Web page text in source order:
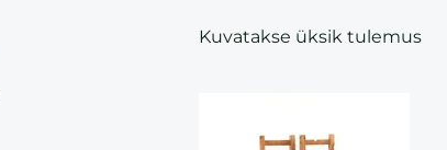
Kuvatakse üksik tulemus
product